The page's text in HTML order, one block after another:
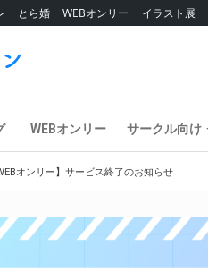
とら婚 WEBオンリー イラスト展
WEBオンリー サークル向け
オンリー】サービス終了のお知らせ